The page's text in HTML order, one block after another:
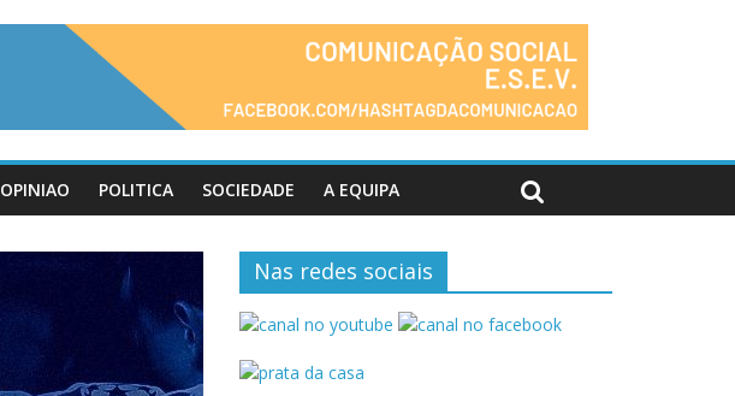
OPINIAO POLITICA SOCIEDADE A EQUIPA
Nas redes sociais